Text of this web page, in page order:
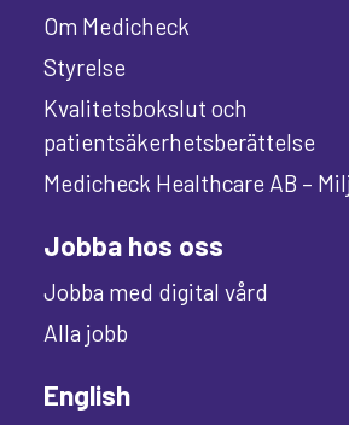
Om Medicheck
Styrelse
Kvalitetsbokslut och
patientsäkerhetsberättelse
Medicheck Healthcare AB –
Jobba hos oss
Jobba med digital vård
Alla jobb
English